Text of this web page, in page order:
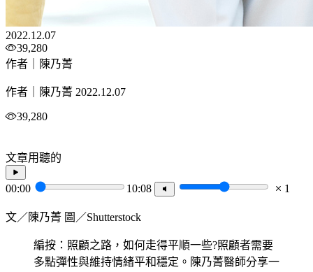
2022.12.07
39,280
作者｜陳乃菁
作者｜陳乃菁 2022.12.07
39,280
文章用聽的
00:00 10:08 1
文／陳乃菁 圖／Shutterstock
編按：照顧之路，如何走得平順一些?照顧者需要
多點彈性與維持情緒平和穩定。陳乃菁醫師分享一